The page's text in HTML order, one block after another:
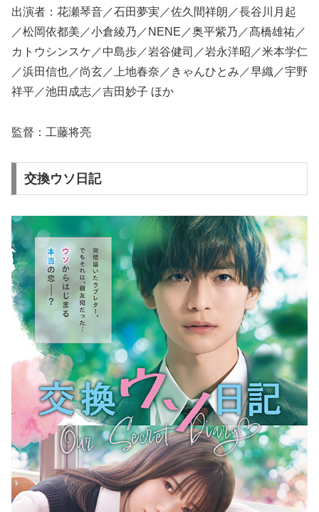
出演者：花瀬琴音／石田夢実／佐久間祥朗／長谷川月起
／松岡依都美／小倉綾乃／NENE／奥平紫乃／髙橋雄祐／
カトウシンスケ／中島歩／岩谷健司／岩永洋昭／米本学仁
／浜田信也／尚玄／上地春奈／きゃんひとみ／早織／宇野
祥平／池田成志／吉田妙子 ほか
監督：工藤将亮
交換ウソ日記